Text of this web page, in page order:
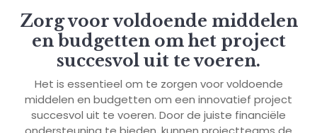
Zorg voor voldoende middelen
en budgetten om het project
succesvol uit te voeren.
Het is essentieel om te zorgen voor voldoende
middelen en budgetten om een innovatief project
succesvol uit te voeren. Door de juiste financiële